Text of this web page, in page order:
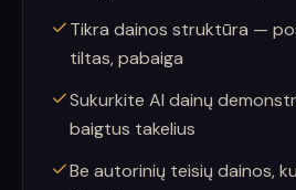
Tikra dainos struktūra —
tiltas, pabaiga
Sukurkite AI dainų
baigtus takelius
Be autorinių teisių dainos,